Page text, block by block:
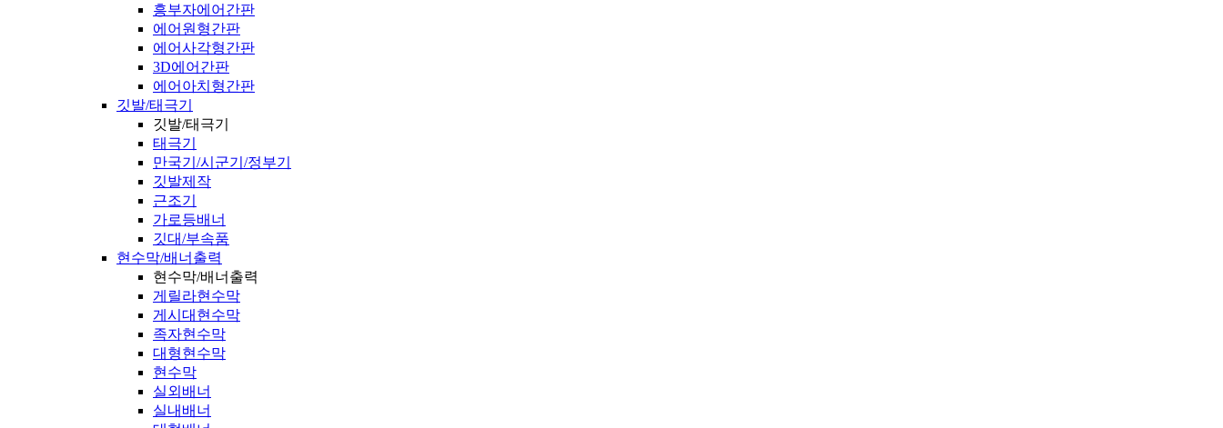
흥부자에어간판
에어원형간판
에어사각형간판
3D에어간판
에어아치형간판
깃발/태극기
깃발/태극기
태극기
만국기/시군기/정부기
깃발제작
근조기
가로등배너
깃대/부속품
현수막/배너출력
현수막/배너출력
게릴라현수막
게시대현수막
족자현수막
대형현수막
현수막
실외배너
실내배너